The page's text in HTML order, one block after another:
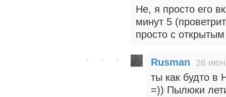
Не, я просто его
минут 5
просто с
Rusman 26
ты как будто в
=)) Пылюки